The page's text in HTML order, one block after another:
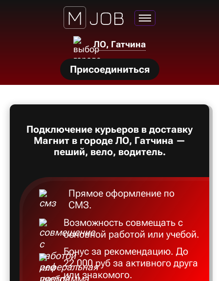
ЛО, Гатчина
Присоединиться
Подключение курьеров в доставку
Магнит в городе ЛО, Гатчина —
пеший, вело, водитель.
Прямое оформление по
СМЗ.
Возможность совмещать с
основной работой или учебой.
Бонус за рекомендацию. До
22 000 руб за активного друга
или знакомого.